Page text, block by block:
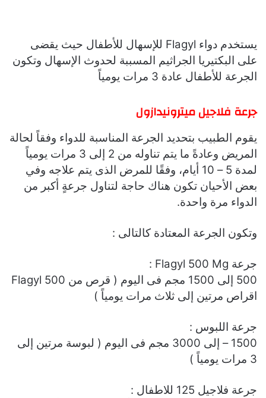
يستخدم دواء Flagyl للإسهال للأطفال حيث يقضى
على البكتيريا الجراثيم المسببة لحدوث الإسهال وتكون
الجرعة للأطفال عادة 3 مرات يومياً
جرعة فلاجيل ميترونيدازول
يقوم الطبيب بتحديد الجرعة المناسبة للدواء وفقاً لحالة
المريض وعادةً ما يتم تناوله من 2 إلى 3 مرات يومياً
لمدة 5 – 10 أيام، وفقًا للمرض الذى يتم علاجه وفي
بعض الأحيان تكون هناك حاجة لتناول جرعةٍ أكبر من
الدواء مرة واحدة.
وتكون الجرعة المعتادة كالتالى :
جرعة Flagyl 500 Mg :
500 إلى 1500 مجم فى اليوم ( قرص من Flagyl 500
اقراص مرتين إلى ثلاث مرات يومياً )
جرعة اللبوس :
1500 – إلى 3000 مجم فى اليوم ( لبوسة مرتين إلى
3 مرات يومياً )
جرعة فلاجيل 125 للاطفال :